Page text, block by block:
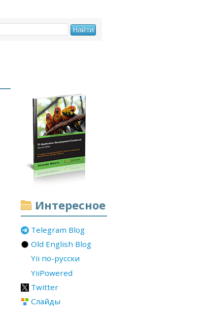
Интересное
Telegram Blog
Old English Blog
Yii по-русски
YiiPowered
Twitter
Слайды